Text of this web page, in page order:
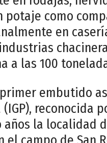
como
en
a las 100
primer embutido
reconocida
años la localidad